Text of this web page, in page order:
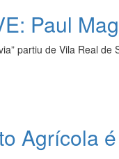
Paul
partiu de Vila Real
Agrícola